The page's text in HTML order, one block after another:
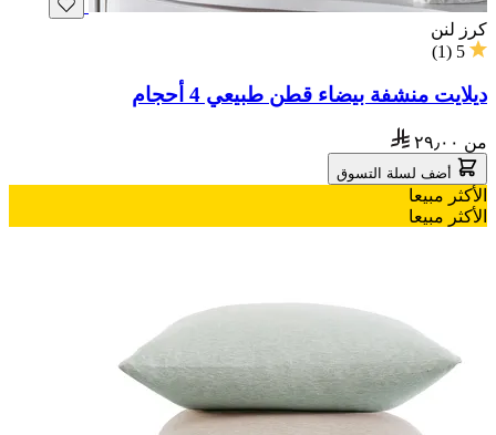
كرز لنن
5
(
1
)
ديلايت منشفة بيضاء قطن طبيعي 4 أحجام
من ٢٩٫٠٠
أضف لسلة التسوق
الأكثر مبيعا
الأكثر مبيعا